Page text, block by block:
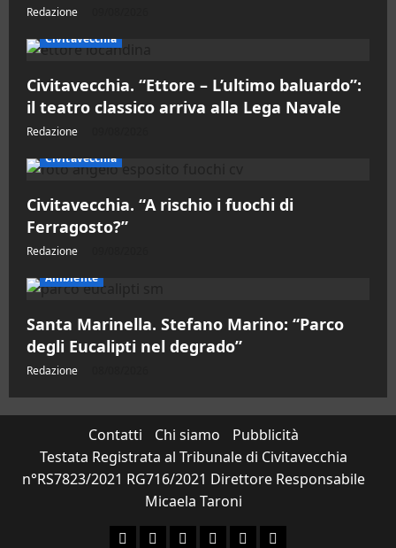
Redazione
Civitavecchia
Civitavecchia. “Ettore – L’ultimo baluardo”:
il teatro classico arriva alla Lega Navale
Redazione
Civitavecchia
Civitavecchia. “A rischio i fuochi di
Ferragosto?”
Redazione
Ambiente
Santa Marinella. Stefano Marino: “Parco
degli Eucalipti nel degrado”
Redazione
Contatti Chi siamo
Pubblicità
Testata Registrata al Tribunale di Civitavecchia
n°RS7823/2021 RG716/2021 Direttore Responsabile
Micaela Taroni
FacebookInstagram
YouTubeTwitterEmailEnte